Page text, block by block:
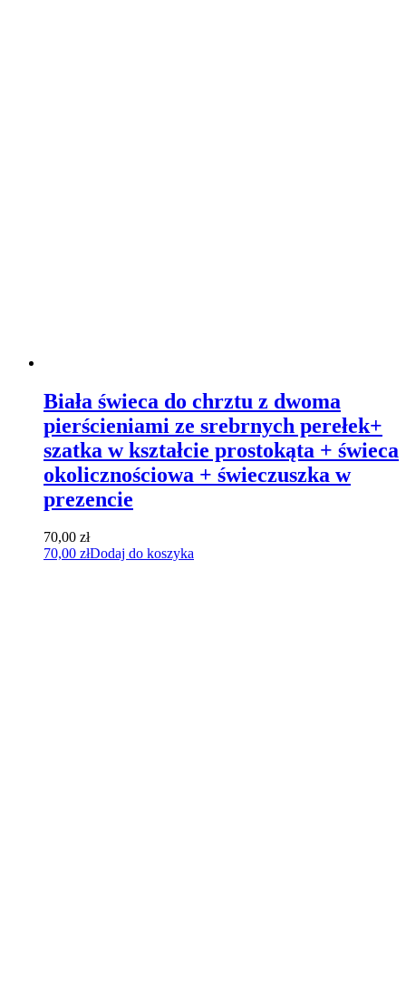
Biała świeca do chrztu z dwoma
pierścieniami ze srebrnych perełek+
szatka w kształcie prostokąta + świeca
okolicznościowa + świeczuszka w
prezencie
70,00 zł
70,00 złDodaj do koszyka